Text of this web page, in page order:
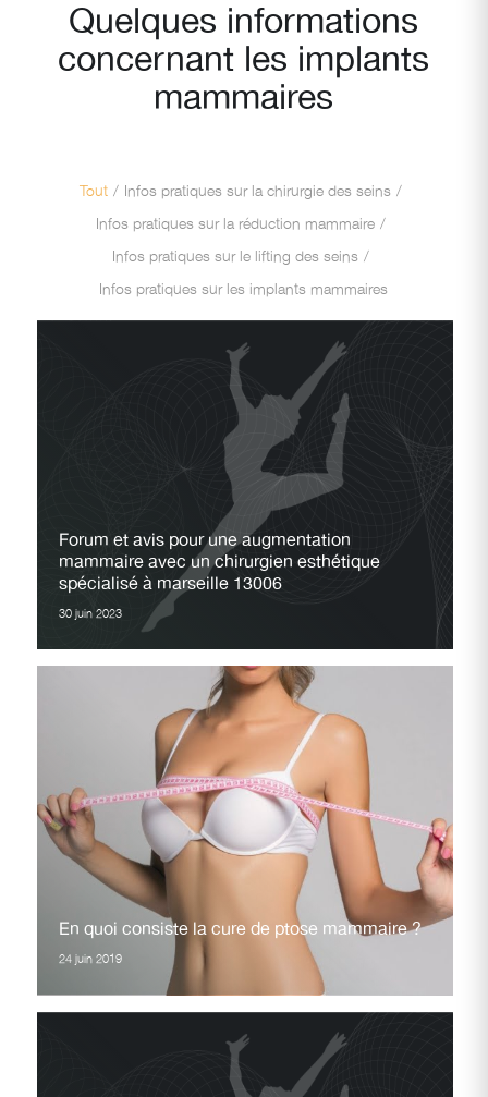
Quelques informations
concernant les implants
mammaires
Tout / Infos pratiques sur la chirurgie des seins /
Infos pratiques sur la réduction mammaire /
Infos pratiques sur le lifting des seins /
Infos pratiques sur les implants mammaires
Forum et avis pour une augmentation
mammaire avec un chirurgien esthétique
spécialisé à marseille 13006
30 juin 2023
En quoi consiste la cure de ptose mammaire ?
24 juin 2019